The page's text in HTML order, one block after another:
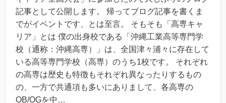
記事として公開します。 帰ってブログ記事を書くま
でがイベントです、とは至言。 そもそも「高専キャ
リア」とは 僕の出身校である「沖縄工業高等専門学
校（通称：沖縄高専）」は、全国津々浦々に存在して
いる高等専門学校（高専）のうち1校です。 それぞれ
の高専は歴史も特徴もそれぞれ異なったりするもの
の、一方で共通項も多いにありまして、各高専の
OB/OGを中…